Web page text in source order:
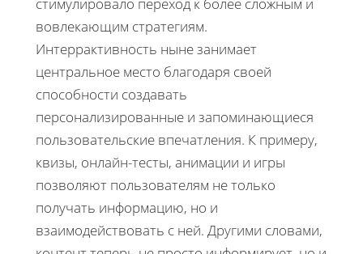
вовлекающим стратегиям.
Интеррактивность ныне занимает
центральное место благодаря своей
способности создавать
персонализированные и запоминающиеся
пользовательские впечатления. К примеру,
квизы, онлайн-тесты, анимации и игры
позволяют пользователям не только
получать информацию, но и
взаимодействовать с ней. Другими словами,